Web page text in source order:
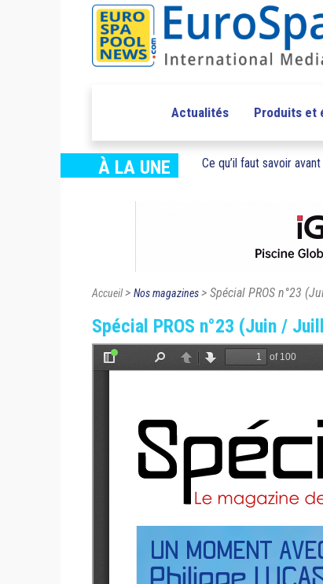
Actualités Produits et
À LA UNE Ce qu’il faut savoir
Accueil> Nos magazines> Spécial PROS n°23
Spécial PROS n°23 (Juin /